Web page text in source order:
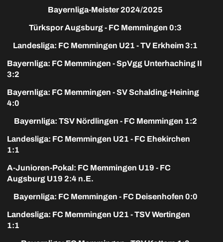
Bayernliga-Meister 2024/2025
Türkspor Augsburg - FC Memmingen 0:3
Landesliga: FC Memmingen U21 - TV Erkheim 3:1
Bayernliga: FC Memmingen - SpVgg Unterhaching II
3:2
Bayernliga: FC Memmingen - SV Schalding-Heining
4:0
Bayernliga: TSV Nördlingen - FC Memmingen 1:2
Landesliga: FC Memmingen U21 - FC Ehekirchen
1:1
A-Junioren-Pokal: FC Memmingen U19 - FC
Augsburg U19 2:4 n.E.
Bayernliga: FC Memmingen - FC Deisenhofen 0:0
Landesliga: FC Memmingen U21 - TSV Wertingen
1:1